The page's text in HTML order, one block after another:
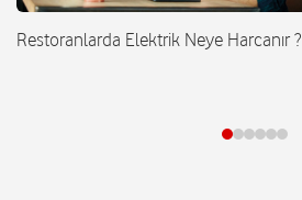
Restoranlarda Elektrik Neye Harcanır ?